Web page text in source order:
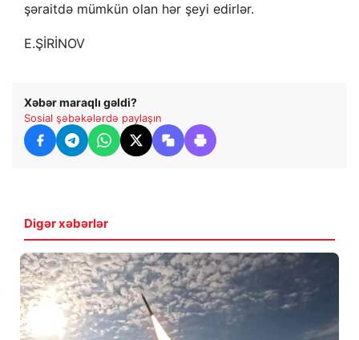
şəraitdə mümkün olan hər şeyi edirlər.
E.ŞİRİNOV
Xəbər maraqlı gəldi?
Sosial şəbəkələrdə paylaşın
Digər xəbərlər